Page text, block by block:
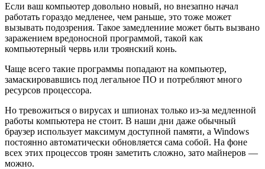
Если ваш компьютер довольно новый, но внезапно начал
работать гораздо медленее, чем раньше, это тоже может
вызывать подозрения. Такое замедлениие может быть вызвано
заражением вредоносной программой, такой как
компьютерный червь или троянский конь.
Чаще всего такие программы попадают на компьютер,
замаскировавшись под легальное ПО и потребляют много
ресурсов процессора.
Но тревожиться о вирусах и шпионах только из-за медленной
работы компьютера не стоит. В наши дни даже обычный
браузер использует максимум доступной памяти, а Windows
постоянно автоматически обновляется сама собой. На фоне
всех этих процессов троян заметить сложно, зато майнеров —
можно.